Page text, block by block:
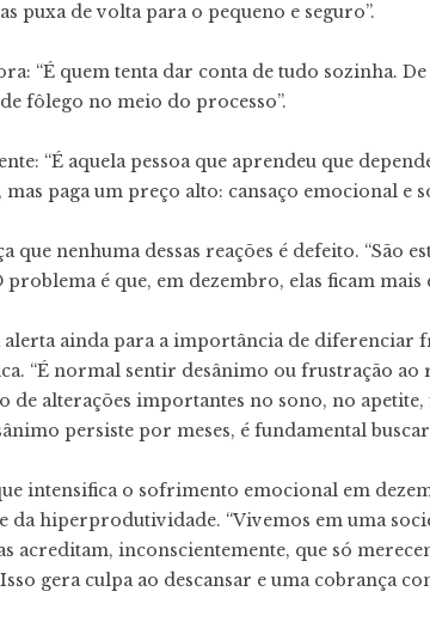
puxa de volta para o pequeno e seguro”.
“É quem tenta dar conta de tudo sozinha.
fôlego no meio do processo”.
“É aquela pessoa que aprendeu que
paga um preço alto: cansaço emocional e
que nenhuma dessas reações é defeito. “São
é que, em dezembro, elas ficam mais
alerta ainda para a importância de diferenciar
“É normal sentir desânimo ou frustração
de alterações importantes no sono, no
persiste por meses, é fundamental
intensifica o sofrimento emocional em
da hiperprodutividade. “Vivemos em uma
acreditam, inconscientemente, que só
gera culpa ao descansar e uma cobrança